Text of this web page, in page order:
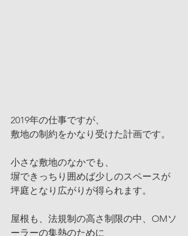
2019年の仕事ですが、
敷地の制約をかなり受けた計画です。
小さな敷地のなかでも、
塀できっちり囲めば少しのスペースが
坪庭となり広がりが得られます。
屋根も、法規制の高さ制限の中、OMソ
ーラーの集熱のために